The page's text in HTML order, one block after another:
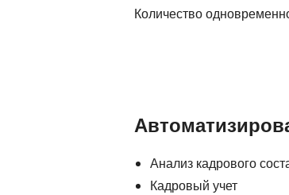
Количество
Анализ кадрового
Кадровый учет